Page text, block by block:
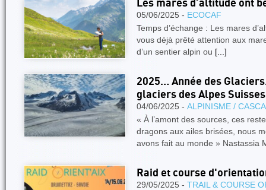
Les mares d’altitude ont
05/06/2025 - ECOCAF
Temps d’échange : Les mares
vous déjà prêté attention aux
d’un sentier alpin ou [...]
2025… Année des
glaciers des Alpes
04/06/2025 - ALPINISME /
« À l’amont des sources, ces
dragons aux ailes brisées, nous
avons fait au monde » Nastassia
Raid et course
29/05/2025 - TRAIL & COURSE